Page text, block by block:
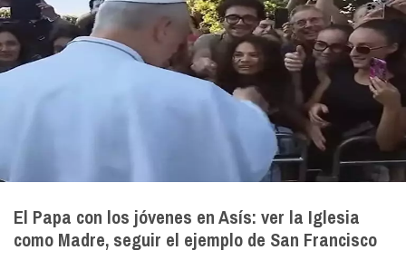
El Papa con los jóvenes en Asís: ver la Iglesia
como Madre, seguir el ejemplo de San Francisco